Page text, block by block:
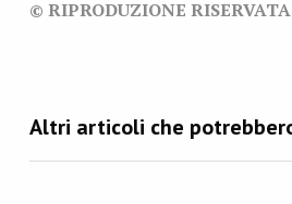
© RIPRODUZIONE RISERVATA